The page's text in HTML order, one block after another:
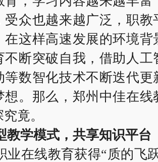
受众也越来越广泛，职教
在这样高速发展的环境背
不断突破自我，借助人工
等数智化技术不断迭代更
想。那么，郑州中佳在线
竟。
教学模式，共享知识平台
业在线教育获得“质的飞